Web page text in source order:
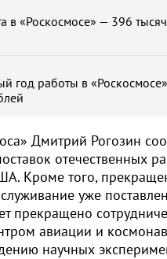
в «Роскосмосе» — 396
год работы в
Дмитрий Рогозин
отечественных
Кроме того,
уже
прекращено
авиации и
научных